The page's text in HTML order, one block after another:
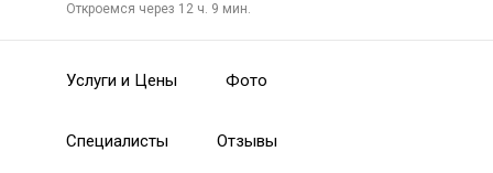
Откроемся через 12 ч. 9 мин.
Услуги и Цены Фото
Специалисты Отзывы